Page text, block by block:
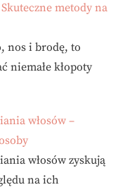
metody na
nos i brodę, to
niemałe kłopoty
włosów –
włosów zyskują
na ich